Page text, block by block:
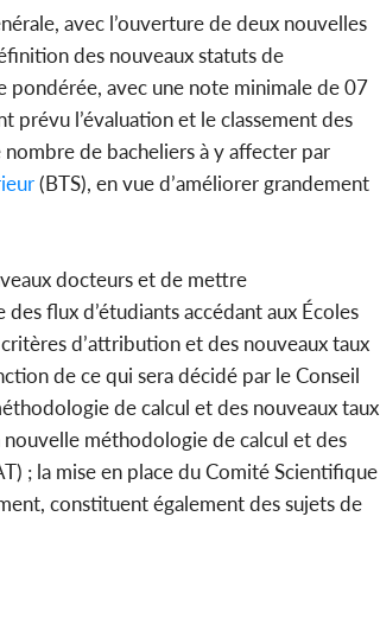
avec l’ouverture de deux nouvelles
des nouveaux statuts de
pondérée, avec une note minimale de 07
prévu l’évaluation et le classement des
de bacheliers à y affecter par
(BTS), en vue d’améliorer grandement
docteurs et de mettre
flux d’étudiants accédant aux Écoles
d’attribution et des nouveaux taux
de ce qui sera décidé par le Conseil
de calcul et des nouveaux taux
nouvelle méthodologie de calcul et des
; la mise en place du Comité Scientifique
constituent également des sujets de